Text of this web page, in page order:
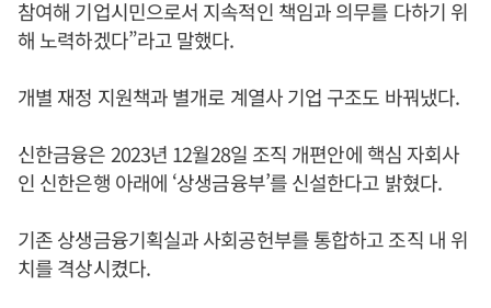
참여해 기업시민으로서 지속적인 책임과 의무를 다하기 위
해 노력하겠다”라고 말했다.
개별 재정 지원책과 별개로 계열사 기업 구조도 바꿔냈다.
신한금융은 2023년 12월28일 조직 개편안에 핵심 자회사
인 신한은행 아래에 ‘상생금융부’를 신설한다고 밝혔다.
기존 상생금융기획실과 사회공헌부를 통합하고 조직 내 위
치를 격상시켰다.